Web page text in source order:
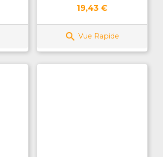
Prix
19,43 €
 Vue Rapide